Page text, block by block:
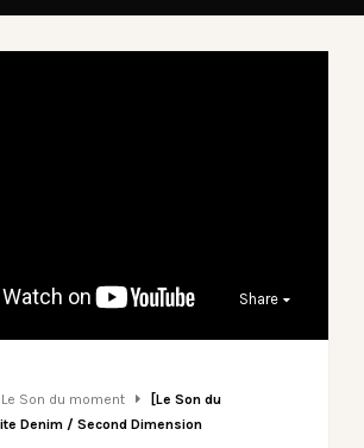
Share
Le Son du moment
[Le Son du
Denim / Second Dimension